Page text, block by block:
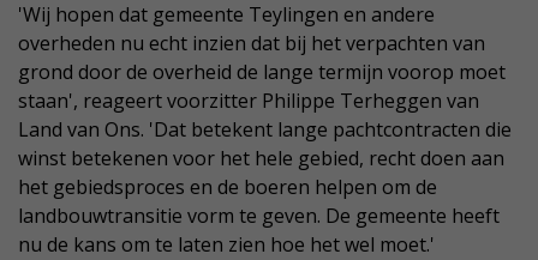
'Wij hopen dat gemeente Teylingen en andere
overheden nu echt inzien dat bij het verpachten van
grond door de overheid de lange termijn voorop moet
staan', reageert voorzitter Philippe Terheggen van
Land van Ons. 'Dat betekent lange pachtcontracten die
winst betekenen voor het hele gebied, recht doen aan
het gebiedsproces en de boeren helpen om de
landbouwtransitie vorm te geven. De gemeente heeft
nu de kans om te laten zien hoe het wel moet.'